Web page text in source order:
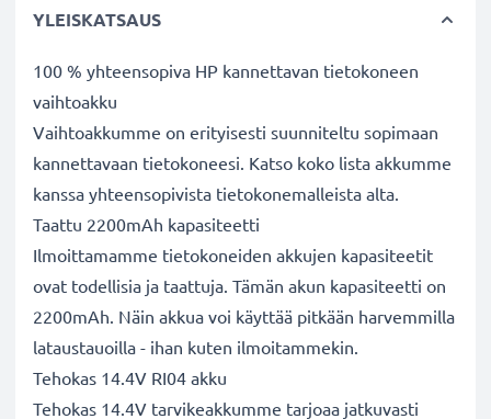
YLEISKATSAUS
100 % yhteensopiva HP kannettavan tietokoneen
vaihtoakku
Vaihtoakkumme on erityisesti suunniteltu sopimaan
kannettavaan tietokoneesi. Katso koko lista akkumme
kanssa yhteensopivista tietokonemalleista alta.
Taattu 2200mAh kapasiteetti
Ilmoittamamme tietokoneiden akkujen kapasiteetit
ovat todellisia ja taattuja. Tämän akun kapasiteetti on
2200mAh. Näin akkua voi käyttää pitkään harvemmilla
lataustauoilla - ihan kuten ilmoitammekin.
Tehokas 14.4V RI04 akku
Tehokas 14.4V tarvikeakkumme tarjoaa jatkuvasti